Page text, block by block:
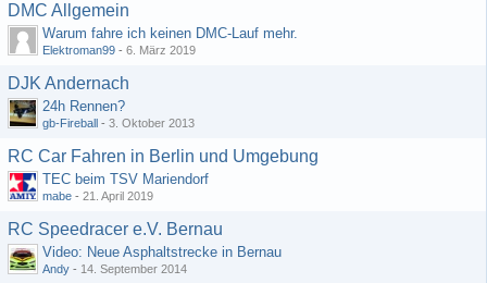
DMC Allgemein
Warum fahre ich keinen DMC-Lauf mehr.
Elektroman99 - 6. März 2019
DJK Andernach
24h Rennen?
gb-Fireball - 3. Oktober 2013
RC Car Fahren in Berlin und Umgebung
TEC beim TSV Mariendorf
mabe - 21. April 2019
RC Speedracer e.V. Bernau
Video: Neue Asphaltstrecke in Bernau
Andy - 14. September 2014